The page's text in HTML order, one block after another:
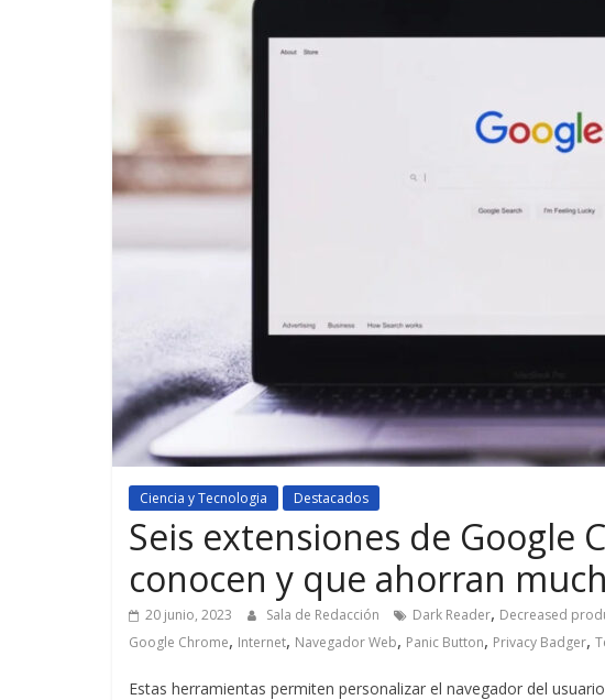
Ciencia y Tecnologia Destacados
Seis extensiones de Google
conocen y que ahorran
20 junio, 2023 Sala de Redacción Dark Reader, Decreased
Google Chrome, Internet, Navegador Web, Panic Button, Privacy Badger,
Estas herramientas permiten personalizar el navegador del